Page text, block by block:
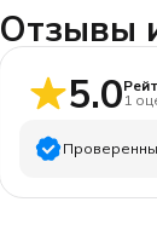
Отзывы
5.0 1
5 звёзд